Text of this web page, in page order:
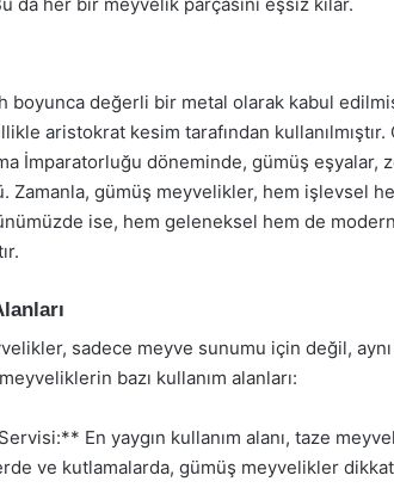
boyunca değerli bir metal olarak kabul
aristokrat kesim tarafından
İmparatorluğu döneminde, gümüş
Zamanla, gümüş meyvelikler, hem işlevsel
ise, hem geleneksel hem de
sadece meyve sunumu için değil,
bazı kullanım alanları:
En yaygın kullanım alanı, taze
ve kutlamalarda, gümüş meyvelikler